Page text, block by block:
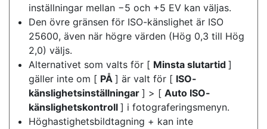
inställningar mellan −5 och +5 EV kan väljas.
Den övre gränsen för ISO-känslighet är ISO
25600, även när högre värden (Hög 0,3 till Hög
2,0) väljs.
Alternativet som valts för [ Minsta slutartid ]
gäller inte om [ PÅ ] är valt för [ ISO-
känslighetsinställningar ] > [ Auto ISO-
känslighetskontroll ] i fotograferingsmenyn.
Höghastighetsbildtagning + kan inte